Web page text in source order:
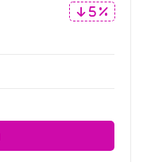
5 %